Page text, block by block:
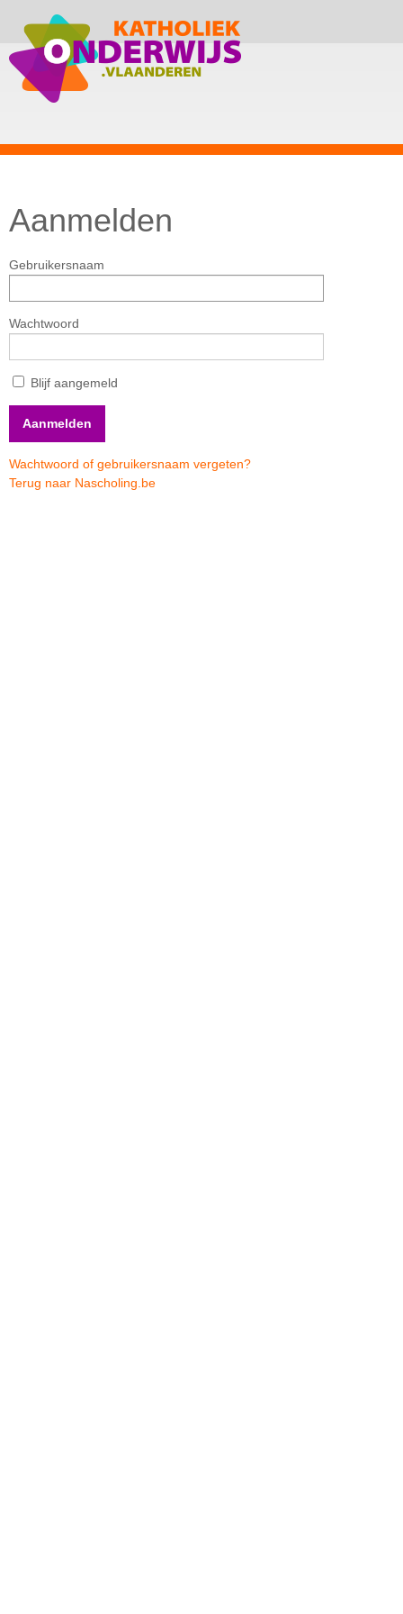
Aanmelden
Gebruikersnaam
Wachtwoord
Blijf aangemeld
Wachtwoord of gebruikersnaam vergeten?
Terug naar Nascholing.be